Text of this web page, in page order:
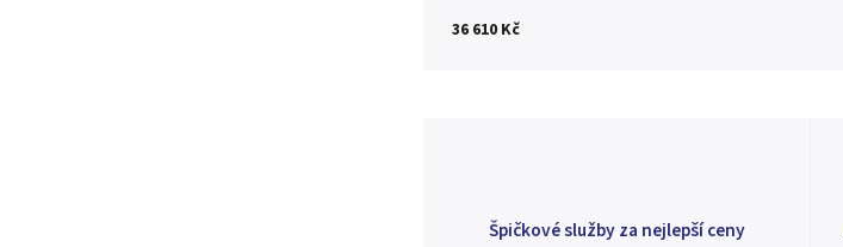
36 610 Kč
Špičkové služby za nejlepší ceny